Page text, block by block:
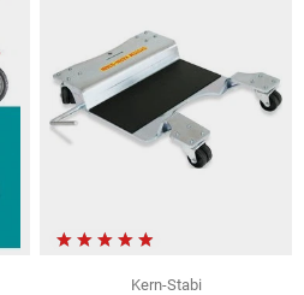
Kern-Stabi